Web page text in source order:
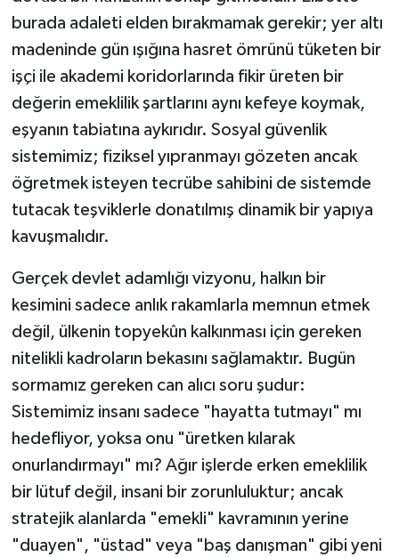
burada adaleti elden bırakmamak gerekir; yer altı
madeninde gün ışığına hasret ömrünü tüketen bir
işçi ile akademi koridorlarında fikir üreten bir
değerin emeklilik şartlarını aynı kefeye koymak,
eşyanın tabiatına aykırıdır. Sosyal güvenlik
sistemimiz; fiziksel yıpranmayı gözeten ancak
öğretmek isteyen tecrübe sahibini de sistemde
tutacak teşviklerle donatılmış dinamik bir yapıya
kavuşmalıdır.
Gerçek devlet adamlığı vizyonu, halkın bir
kesimini sadece anlık rakamlarla memnun etmek
değil, ülkenin topyekûn kalkınması için gereken
nitelikli kadroların bekasını sağlamaktır. Bugün
sormamız gereken can alıcı soru şudur:
Sistemimiz insanı sadece "hayatta tutmayı" mı
hedefliyor, yoksa onu "üretken kılarak
onurlandırmayı" mı? Ağır işlerde erken emeklilik
bir lütuf değil, insani bir zorunluluktur; ancak
stratejik alanlarda "emekli" kavramının yerine
"duayen", "üstad" veya "baş danışman" gibi yeni